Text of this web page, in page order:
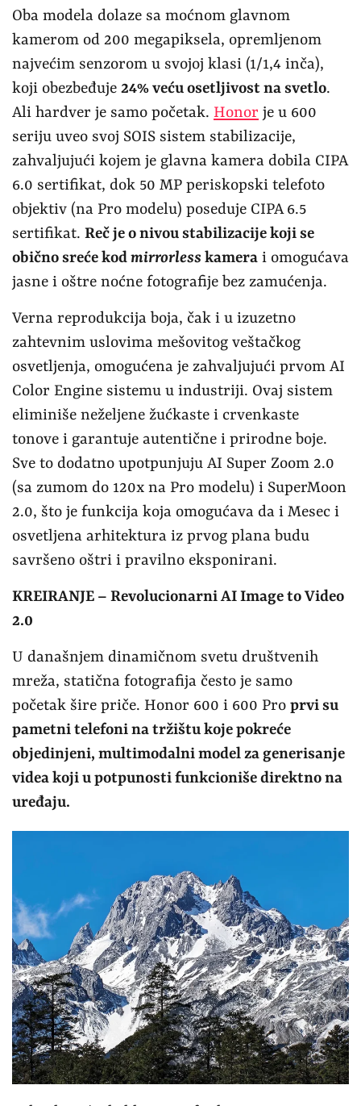
Oba modela dolaze sa moćnom glavnom
kamerom od 200 megapiksela, opremljenom
najvećim senzorom u svojoj klasi (1/1,4 inča),
koji obezbeđuje 24% veću osetljivost na svetlo.
Ali hardver je samo početak. Honor je u 600
seriju uveo svoj SOIS sistem stabilizacije,
zahvaljujući kojem je glavna kamera dobila CIPA
6.0 sertifikat, dok 50 MP periskopski telefoto
objektiv (na Pro modelu) poseduje CIPA 6.5
sertifikat. Reč je o nivou stabilizacije koji se
obično sreće kodmirrorless kamera i omogućava
jasne i oštre noćne fotografije bez zamućenja.
Verna reprodukcija boja, čak i u izuzetno
zahtevnim uslovima mešovitog veštačkog
osvetljenja, omogućena je zahvaljujući prvom AI
Color Engine sistemu u industriji. Ovaj sistem
eliminiše neželjene žućkaste i crvenkaste
tonove i garantuje autentične i prirodne boje.
Sve to dodatno upotpunjuju AI Super Zoom 2.0
(sa zumom do 120x na Pro modelu) i SuperMoon
2.0, što je funkcija koja omogućava da i Mesec i
osvetljena arhitektura iz prvog plana budu
savršeno oštri i pravilno eksponirani.
KREIRANJE – Revolucionarni AI Image to Video
2.0
U današnjem dinamičnom svetu društvenih
mreža, statična fotografija često je samo
početak šire priče. Honor 600 i 600 Pro prvi su
pametni telefoni na tržištu koje pokreće
objedinjeni, multimodalni model za generisanje
videa koji u potpunosti funkcioniše direktno na
uređaju.